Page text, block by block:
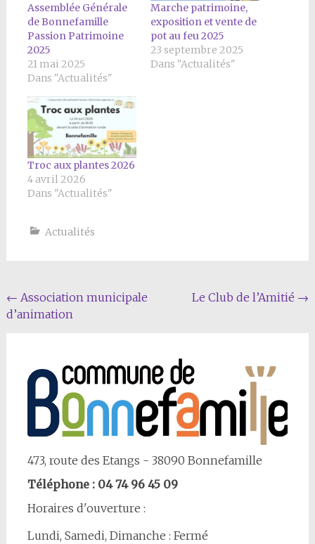
Assemblée Générale
de Bonnefamille
Passion Patrimoine
2025
21 mai 2025
Dans "Actualités"
Marche patrimoine,
exposition et vente de
pot au feu 2025
23 septembre 2025
Dans "Actualités"
Troc aux plantes 2026
4 avril 2026
Dans "Actualités"
Actualités
Navigation
Article
← Association municipale
d’animation
Le Club de l’Amitié →
473, route des Etangs - 38090 Bonnefamille
Téléphone : 04 74 96 45 09
Horaires d'ouverture :
Lundi, Samedi, Dimanche : Fermé